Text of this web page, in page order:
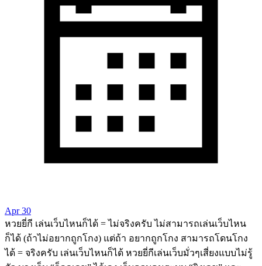
Apr 30
หวยยี่กี เล่นเว็บไหนก็ได้ = ไม่จริงครับ ไม่สามารถเล่นเว็บไหน
ก็ได้ (ถ้าไม่อยากถูกโกง) แต่ถ้า อยากถูกโกง สามารถโดนโกง
ได้ = จริงครับ เล่นเว็บไหนก็ได้ หวยยี่กีเล่นเว็บมั่วๆเสี่ยงแบบไม่รู้